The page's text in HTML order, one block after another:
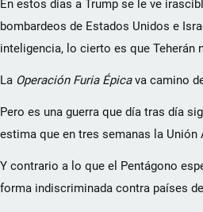
En estos días a Trump se le ve
bombardeos de Estados Unidos e
inteligencia, lo cierto es que Teherán
La Operación Furia Épicava camino
Pero es una guerra que día tras día
estima que en tres semanas la
Y contrario a lo que el Pentágono
forma indiscriminada contra países